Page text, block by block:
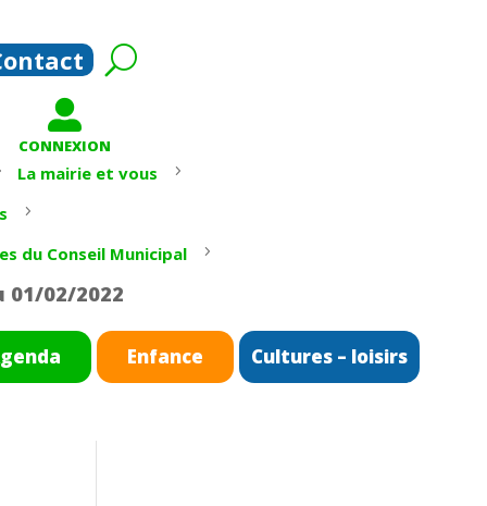

CONNEXION
La mairie et vous 5
5
du Conseil Municipal 5
01/02/2022
Enfance Cultures – loisirs